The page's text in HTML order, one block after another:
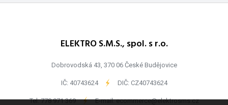
ELEKTRO S.M.S., spol. s r.o.
Dobrovodská 43, 370 06 České Budějovice
IČ: 40743624 - DIČ: CZ40743624
Tel:778 971 369 - E-mail:ecommerce@elektrosms.cz